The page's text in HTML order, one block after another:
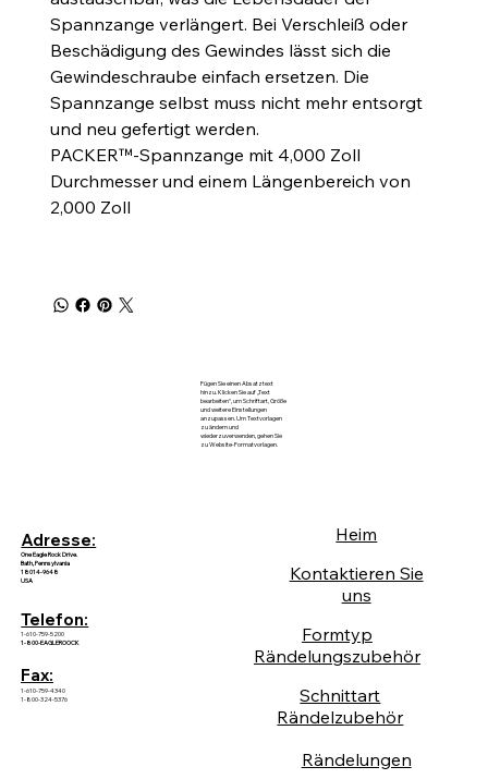
Spannzange verlängert. Bei Verschleiß oder
Beschädigung des Gewindes lässt sich die
Gewindeschraube einfach ersetzen. Die
Spannzange selbst muss nicht mehr entsorgt
und neu gefertigt werden.
PACKER™-Spannzange mit 4,000 Zoll
Durchmesser und einem Längenbereich von
2,000 Zoll
Fügen Sie einen Absatztext
hinzu. Klicken Sie auf „Text
bearbeiten“, um Schriftart, Größe
und weitere Einstellungen
anzupassen. Um Textvorlagen
zu ändern und
wiederzuverwenden, gehen Sie
zu Website-Formatvorlagen.
Adresse:
One Eagle Rock Drive.
Bath, Pennsylvania
18014-9648
USA
Telefon:
1-610-759-5200
1-800-EAGLEROOCK
Fax:
1-610-759-4340
1-800-324-5376
Heim
Kontaktieren Sie
uns
Formtyp
Rändelungszubehör
Schnittart
Rändelzubehör
Rändelungen